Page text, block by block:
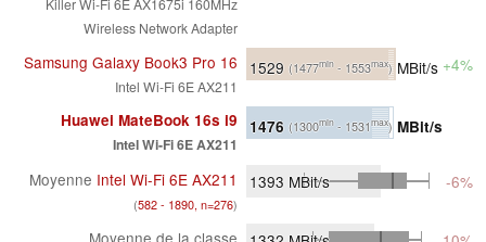
Wireless Network Adapter
Samsung Galaxy Book3 Pro 16
Intel Wi-Fi 6E AX211
1529 (1477min - 1553max)MBit/s +4%
Huawei MateBook 16s i9
Intel Wi-Fi 6E AX211
1476 (1300min - 1531max) MBit/s
Moyenne Intel Wi-Fi 6E AX211
(582 - 1890, n=276)
1393 MBit/s -6%
Moyenne de la classe